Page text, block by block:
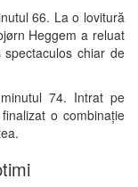
66. La o lovitură
Heggem a reluat
chiar de
74. Intrat pe
o combinație